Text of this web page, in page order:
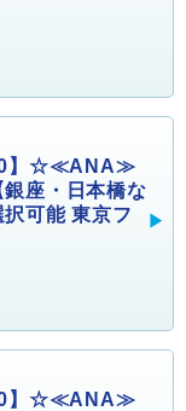
】☆≪ANA≫
座・日本橋な
可能 東京フ
】☆≪ANA≫